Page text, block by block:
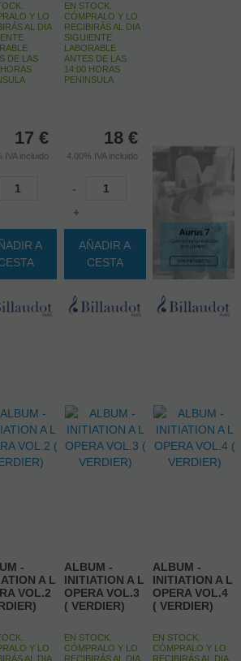
Y LO
AL DIA
DE LAS
17 €
IVA incluido
A
EN STOCK.
CÓMPRALO Y LO
RECIBIRÁS AL DIA
SIGUIENTE
LABORABLE
ANTES DE LAS
14:00 HORAS
PENINSULA
18 €
4.00% IVA incluido
-
+
AÑADIR A
CESTA
-
A L
VOL.2
Y LO
AL DIA
ALBUM -
INITIATION A L
OPERA VOL.3
( VERDIER)
EN STOCK.
CÓMPRALO Y LO
RECIBIRÁS AL DIA
ALBUM -
INITIATION A L
OPERA VOL.4
( VERDIER)
EN STOCK.
CÓMPRALO Y LO
RECIBIRÁS AL DIA